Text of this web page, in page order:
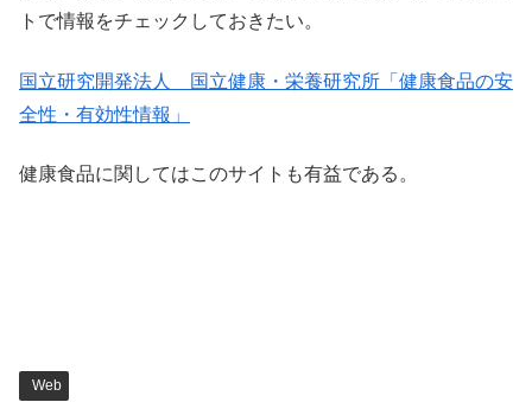
トで情報をチェックしておきたい。
国立研究開発法人 国立健康・栄養研究所「健康食品の安
全性・有効性情報」
健康食品に関してはこのサイトも有益である。
Web